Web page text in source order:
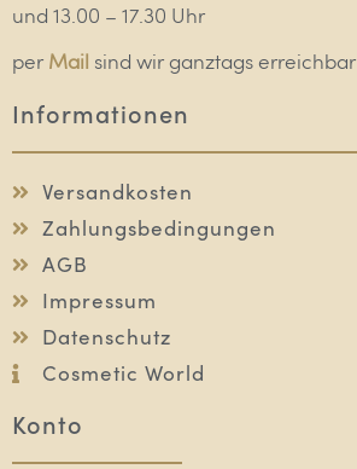
und 13.00 – 17.30 Uhr
per Mail sind wir ganztags erreichbar
Informationen
Versandkosten
Zahlungsbedingungen
AGB
Impressum
Datenschutz
Cosmetic World
Konto